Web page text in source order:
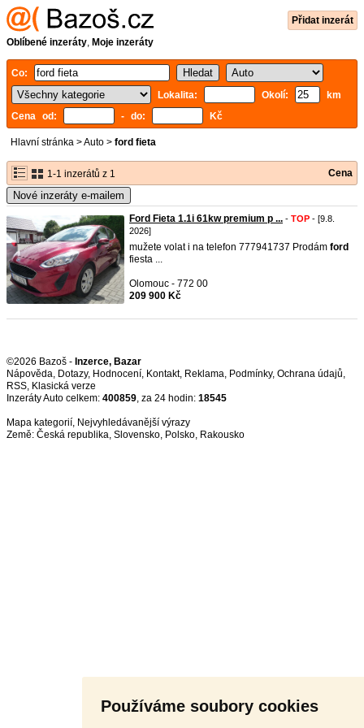
Používáme soubory cookies
Přidat inzerát
Oblíbené inzeráty, Moje inzeráty
Co:
Lokalita:
Okolí:
km
Cena od:
- do: Kč
Hlavní stránka >Auto > ford fieta
1-1 inzerátů z 1 Cena
Nové inzeráty e-mailem
Ford Fieta 1.1i 61kw premium p ... - TOP - [9.8.
2026]
mužete volat i na telefon 777941737 Prodám ford
fiesta ...
Olomouc - 772 00
209 900 Kč
©2026 Bazoš - Inzerce, Bazar
Nápověda, Dotazy, Hodnocení, Kontakt, Reklama, Podmínky, Ochrana údajů,
RSS,
Inzeráty Auto celkem: 400859, za 24 hodin: 18545
Mapa kategorií, Nejvyhledávanější výrazy
Země: Česká republika, Slovensko, Polsko, Rakousko